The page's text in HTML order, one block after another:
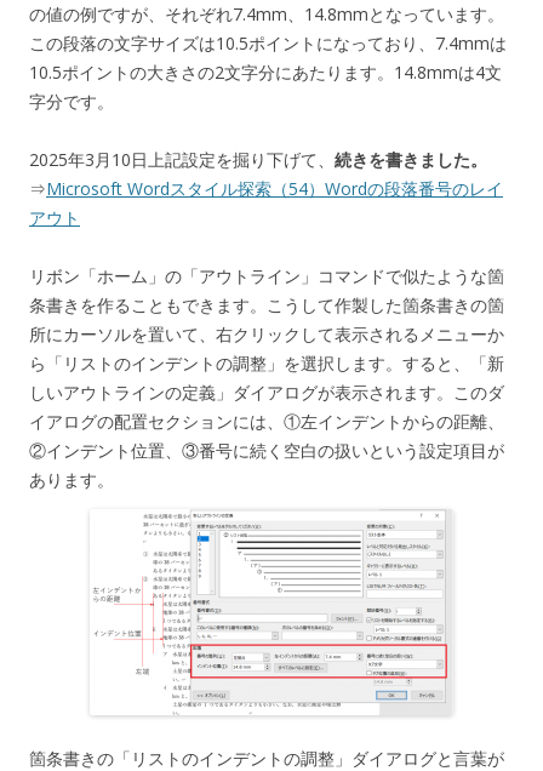
の値の例ですが、それぞれ7.4mm、14.8mmとなっています。
この段落の文字サイズは10.5ポイントになっており、7.4mmは
10.5ポイントの大きさの2文字分にあたります。14.8mmは4文
字分です。
2025年3月10日上記設定を掘り下げて、 続きを書きました。
⇒Microsoft Wordスタイル探索（54）Wordの段落番号のレイ
アウト
リボン「ホーム」の「アウトライン」コマンドで似たような箇
条書きを作ることもできます。こうして作製した箇条書きの箇
所にカーソルを置いて、右クリックして表示されるメニューか
ら「リストのインデントの調整」を選択します。すると、「新
しいアウトラインの定義」ダイアログが表示されます。このダ
イアログの配置セクションには、①左インデントからの距離、
②インデント位置、③番号に続く空白の扱いという設定項目が
あります。
箇条書きの「リストのインデントの調整」ダイアログと言葉が